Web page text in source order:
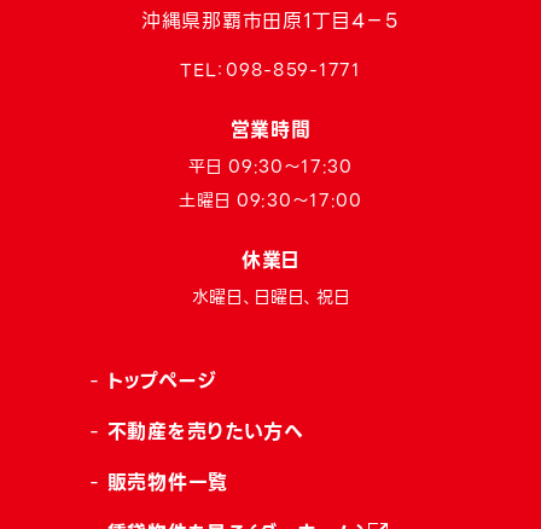
沖縄県那覇市田原1丁目4−5
TEL：098-859-1771
営業時間
平日 09:30〜17:30
土曜日 09:30〜17:00
休業日
水曜日、日曜日、祝日
トップページ
不動産を売りたい方へ
販売物件一覧